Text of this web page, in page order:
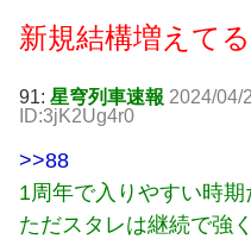
新規結構増えて
91: 星穹列車速報 2024/04/
ID:3jK2Ug4r0
>>88
1周年で入りやすい時期
ただスタレは継続で強